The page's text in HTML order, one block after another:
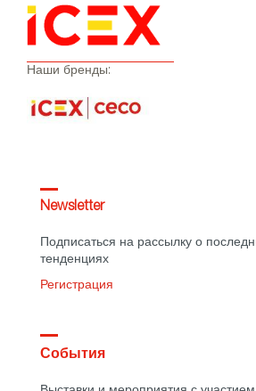
Наши бренды:
Newsletter
Подписаться на рассылку о
тенденциях
Регистрация
События